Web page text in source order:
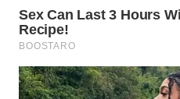
WAHANA
UMKM
WAHANA
SELEB